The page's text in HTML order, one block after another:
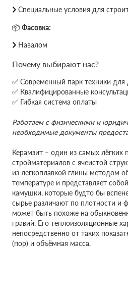
Специальные условия для
📦 Фасовка:
Навалом
Почему выбирают нас?
✅ Современный парк техники для
✅ Квалифицированные
✅ Гибкая система оплаты
Работаем с физическими и
необходимые документы
Керамзит – один из самых лёгких
стройматериалов с ячеистой
из легкоплавкой глины методом
температуре и представляет
камушки, которые будто бы
сырье различают по плотности и
может быть похоже на
гравий. Его теплоизоляционные
непосредственно от таких
(пор) и объёмная масса.